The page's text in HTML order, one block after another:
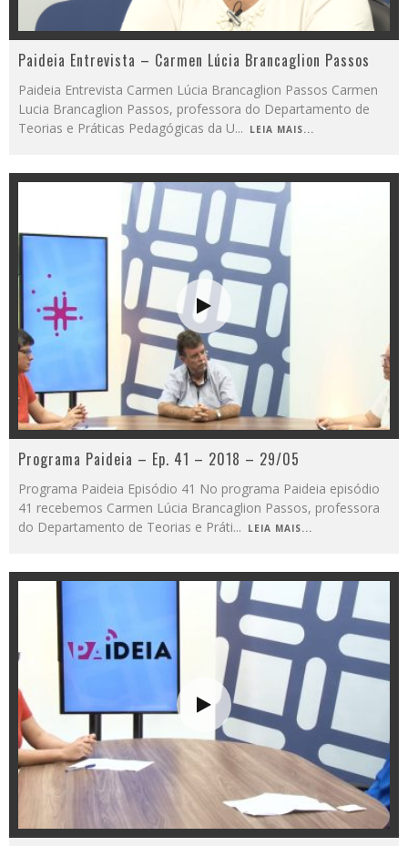
Paideia Entrevista – Carmen Lúcia Brancaglion Passos
Paideia Entrevista Carmen Lúcia Brancaglion Passos Carmen
Lucia Brancaglion Passos, professora do Departamento de
Teorias e Práticas Pedagógicas da U... LEIA MAIS...
Programa Paideia – Ep. 41 – 2018 – 29/05
Programa Paideia Episódio 41 No programa Paideia episódio
41 recebemos Carmen Lúcia Brancaglion Passos, professora
do Departamento de Teorias e Práti... LEIA MAIS...